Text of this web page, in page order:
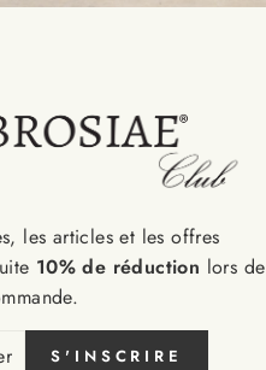
les articles et les offres
10% de réduction lors de
S'INSCRIRE